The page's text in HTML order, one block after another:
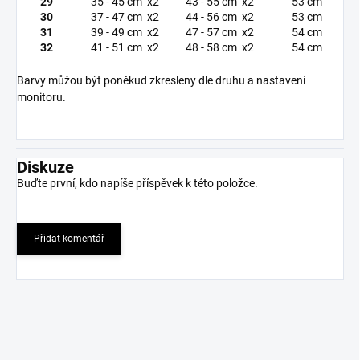
30
37 - 47 cm x2 44 - 56 cm x2
53 cm
31
39 - 49 cm x2 47 - 57 cm x2
54 cm
32
41 - 51 cm x2 48 - 58 cm x2 54 cm
Barvy můžou být poněkud zkresleny dle druhu a nastavení
monitoru.
Diskuze
Buďte první, kdo napíše příspěvek k této položce.
Přidat komentář